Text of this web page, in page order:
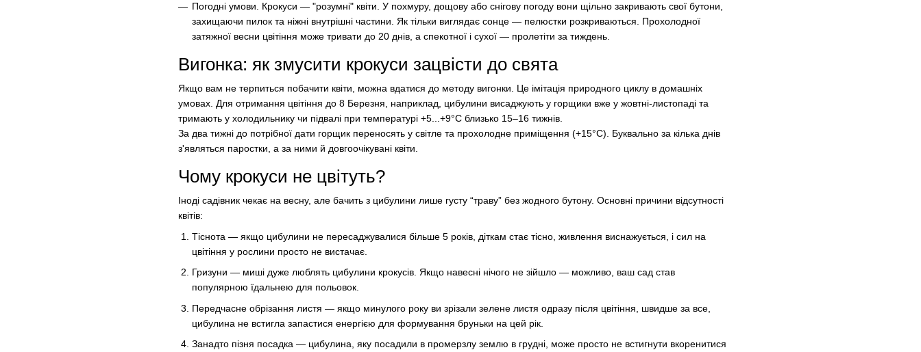
Погодні умови. Крокуси — "розумні" квіти. У похмуру, дощову або снігову погоду вони щільно закривають свої бутони,
захищаючи пилок та ніжні внутрішні частини. Як тільки виглядає сонце — пелюстки розкриваються. Прохолодної
затяжної весни цвітіння може тривати до 20 днів, а спекотної і сухої — пролетіти за тиждень.
Вигонка: як змусити крокуси зацвісти до свята
Якщо вам не терпиться побачити квіти, можна вдатися до методу вигонки. Це імітація природного циклу в домашніх
умовах. Для отримання цвітіння до 8 Березня, наприклад, цибулини висаджують у горщики вже у жовтні-листопаді та
тримають у холодильнику чи підвалі при температурі +5...+9°C близько 15–16 тижнів.
За два тижні до потрібної дати горщик переносять у світле та прохолодне приміщення (+15°C). Буквально за кілька днів
з'являться паростки, а за ними й довгоочікувані квіти.
Чому крокуси не цвітуть?
Іноді садівник чекає на весну, але бачить з цибулини лише густу “траву” без жодного бутону. Основні причини відсутності
квітів:
Тіснота — якщо цибулини не пересаджувалися більше 5 років, діткам стає тісно, ​​живлення виснажується, і сил на
цвітіння у рослини просто не вистачає.
Гризуни — миші дуже люблять цибулини крокусів. Якщо навесні нічого не зійшло — можливо, ваш сад став
популярною їдальнею для польовок.
Передчасне обрізання листя — якщо минулого року ви зрізали зелене листя одразу після цвітіння, швидше за все,
цибулина не встигла запастися енергією для формування бруньки на цей рік.
Занадто пізня посадка — цибулина, яку посадили в промерзлу землю в грудні, може просто не встигнути вкоренитися